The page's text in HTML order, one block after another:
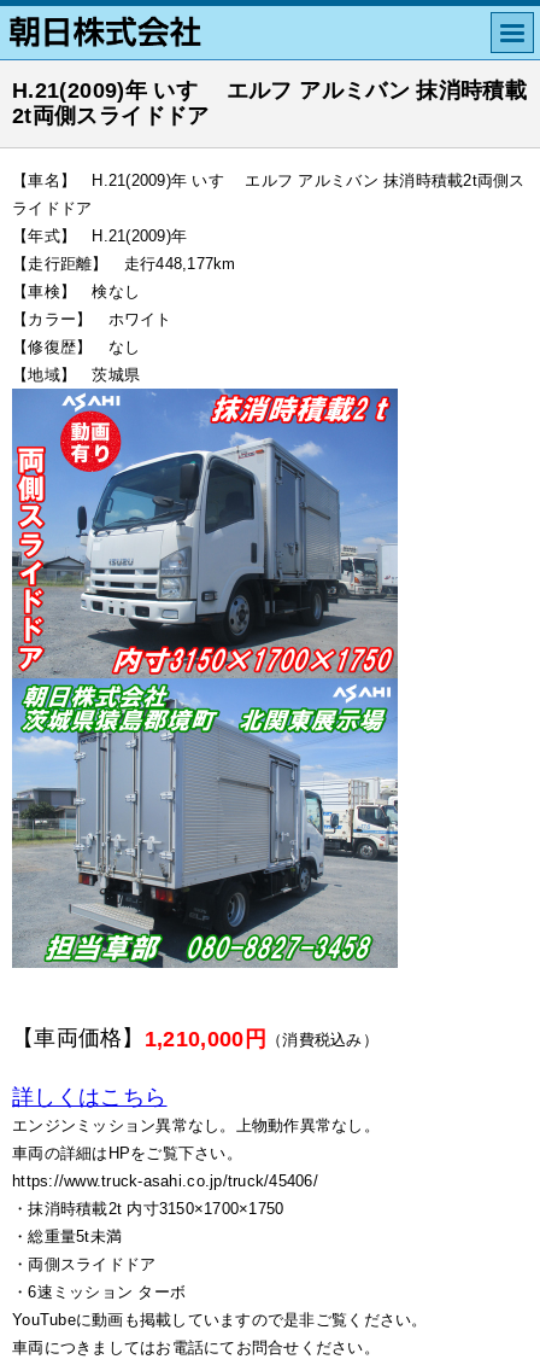
H.21(2009)年 いすゞ エルフ アルミバン 抹消時積載
2t両側スライドドア
【車名】 H.21(2009)年 いすゞ エルフ アルミバン 抹消時積載2t両側ス
ライドドア
【年式】 H.21(2009)年
【走行距離】 走行448,177km
【車検】 検なし
【カラー】 ホワイト
【修復歴】 なし
【地域】 茨城県
【車両価格】 1,210,000円 （消費税込み）
詳しくはこちら
エンジンミッション異常なし。上物動作異常なし。
車両の詳細はHPをご覧下さい。
https://www.truck-asahi.co.jp/truck/45406/
・抹消時積載2t 内寸3150×1700×1750
・総重量5t未満
・両側スライドドア
・6速ミッション ターボ
YouTubeに動画も掲載していますので是非ご覧ください。
車両につきましてはお電話にてお問合せください。